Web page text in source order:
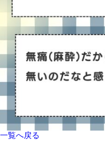
一覧へ戻る